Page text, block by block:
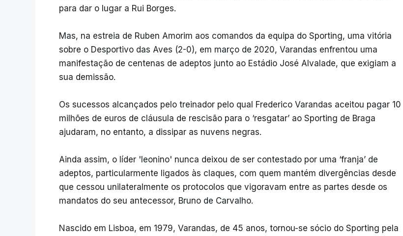
para dar o lugar a Rui Borges.
Mas, na estreia de Ruben Amorim aos comandos da equipa do Sporting, uma vitória
sobre o Desportivo das Aves (2-0), em março de 2020, Varandas enfrentou uma
manifestação de centenas de adeptos junto ao Estádio José Alvalade, que exigiam a
sua demissão.
Os sucessos alcançados pelo treinador pelo qual Frederico Varandas aceitou pagar 10
milhões de euros de cláusula de rescisão para o ‘resgatar’ ao Sporting de Braga
ajudaram, no entanto, a dissipar as nuvens negras.
Ainda assim, o líder 'leonino' nunca deixou de ser contestado por uma ‘franja’ de
adeptos, particularmente ligados às claques, com quem mantém divergências desde
que cessou unilateralmente os protocolos que vigoravam entre as partes desde os
mandatos do seu antecessor, Bruno de Carvalho.
Nascido em Lisboa, em 1979, Varandas, de 45 anos, tornou-se sócio do Sporting pela